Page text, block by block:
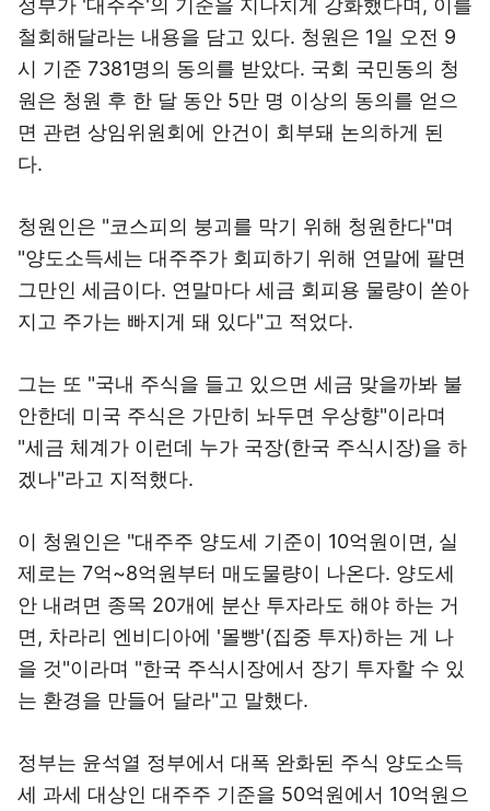
정부가 '대주주'의 기준을 지나치게 강화했다며, 이를
철회해달라는 내용을 담고 있다. 청원은 1일 오전 9
시 기준 7381명의 동의를 받았다. 국회 국민동의 청
원은 청원 후 한 달 동안 5만 명 이상의 동의를 얻으
면 관련 상임위원회에 안건이 회부돼 논의하게 된
다.
청원인은 "코스피의 붕괴를 막기 위해 청원한다"며
"양도소득세는 대주주가 회피하기 위해 연말에 팔면
그만인 세금이다. 연말마다 세금 회피용 물량이 쏟아
지고 주가는 빠지게 돼 있다"고 적었다.
그는 또 "국내 주식을 들고 있으면 세금 맞을까봐 불
안한데 미국 주식은 가만히 놔두면 우상향"이라며
"세금 체계가 이런데 누가 국장(한국 주식시장)을 하
겠나"라고 지적했다.
이 청원인은 "대주주 양도세 기준이 10억원이면, 실
제로는 7억~8억원부터 매도물량이 나온다. 양도세
안 내려면 종목 20개에 분산 투자라도 해야 하는 거
면, 차라리 엔비디아에 '몰빵'(집중 투자)하는 게 나
을 것"이라며 "한국 주식시장에서 장기 투자할 수 있
는 환경을 만들어 달라"고 말했다.
정부는 윤석열 정부에서 대폭 완화된 주식 양도소득
세 과세 대상인 대주주 기준을 50억원에서 10억원으